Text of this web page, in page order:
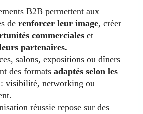
B2B permettent aux
de renforcer leur image, créer
commerciales et
partenaires.
salons, expositions ou dîners
des formats adaptés selon les
: visibilité, networking ou
réussie repose sur des